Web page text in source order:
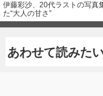
伊藤彩沙、20代ラストの写真
た“大人の甘さ”
あわせて読みた